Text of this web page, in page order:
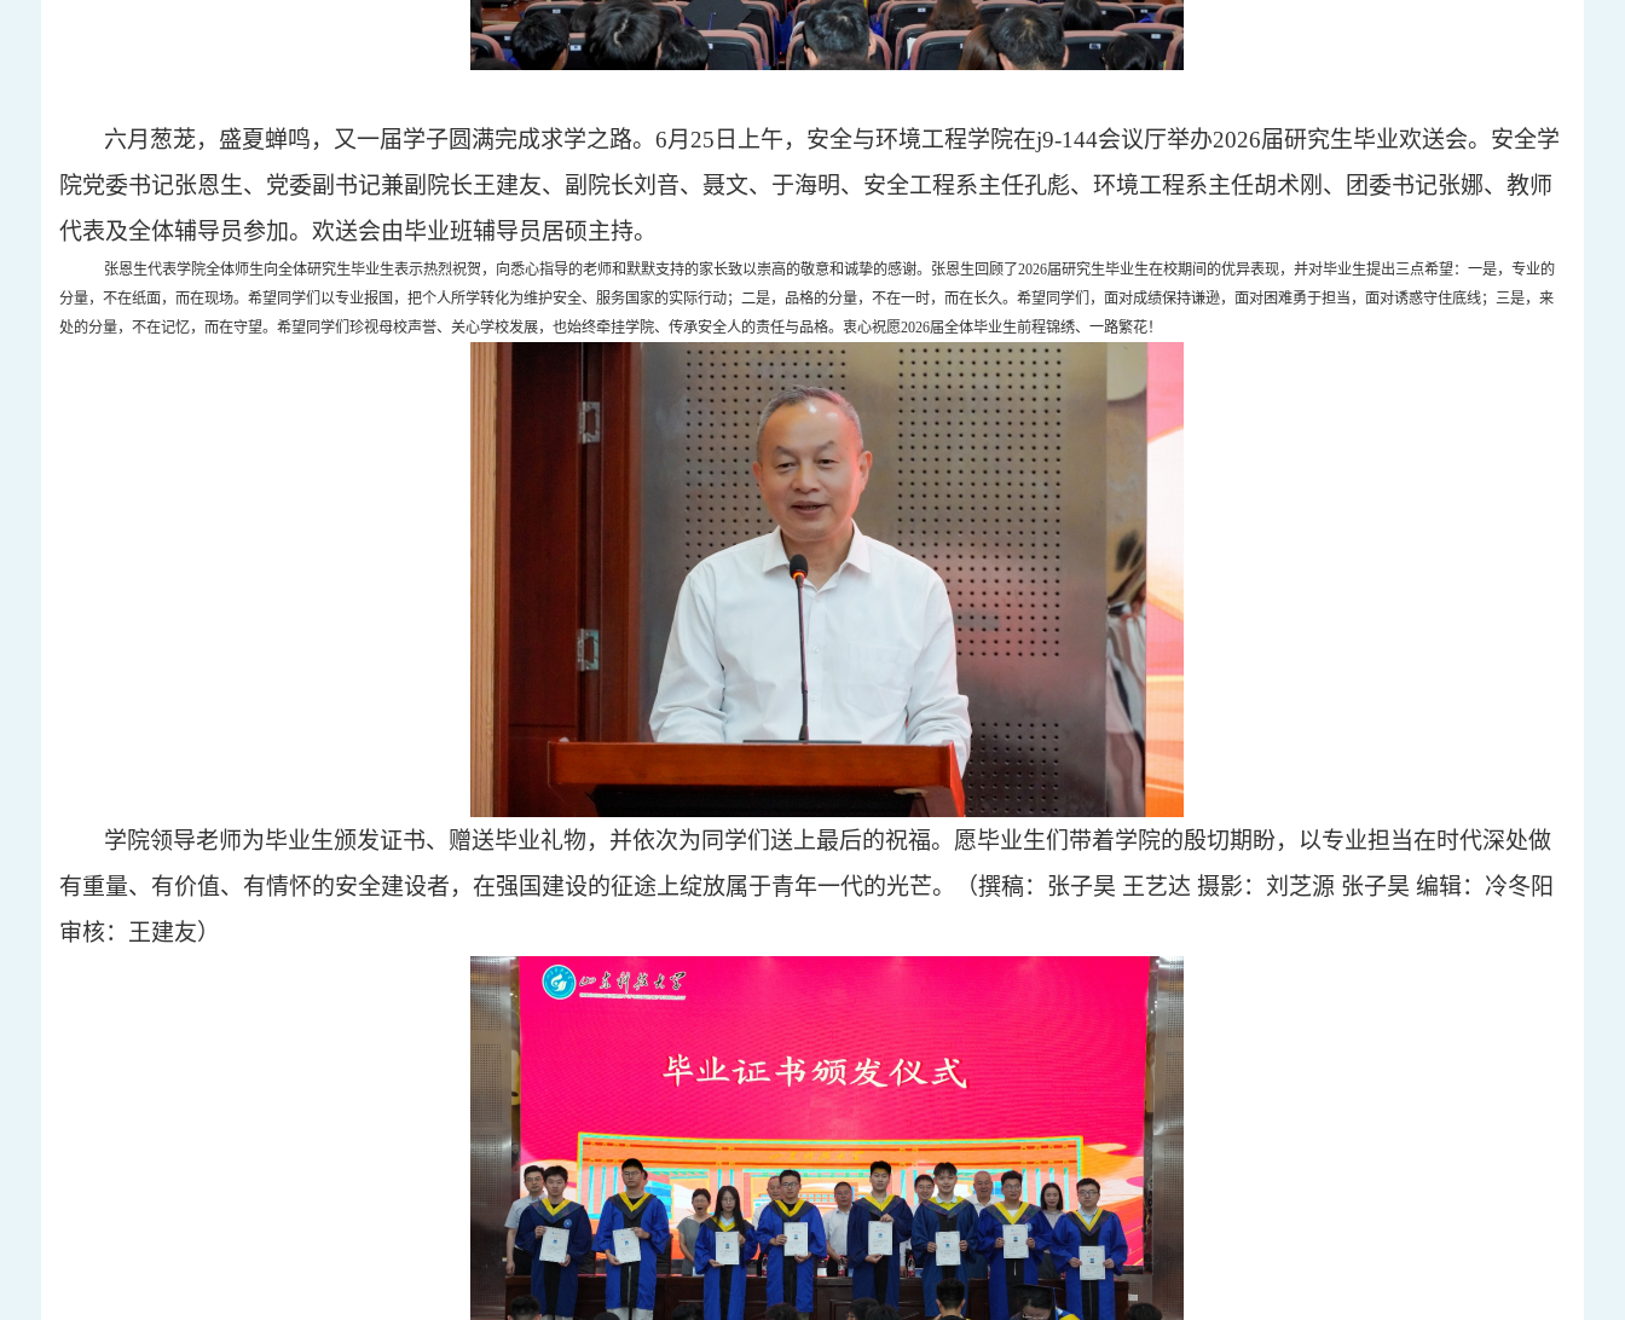
六月葱茏，盛夏蝉鸣，又一届学子圆满完成求学之路。 6月25日上午，安全与环境工程学院在j9-144会议厅举办2026届研究生毕业欢送会。安全学
院党委书记张恩生、党委副书记兼副院长王建友、副院长刘音、聂文、于海明、安全工程系主任孔彪、环境工程系主任胡术刚、团委书记张娜、教师
代表及全体辅导员参加。欢送会由毕业班辅导员居硕主持。
张恩生代表学院全体师生向全体研究生毕业生表示热烈祝贺，向悉心指导的老师和默默支持的家长致以崇高的敬意和诚挚的感谢。 张恩生回顾了2026届研究生毕业生在校期间的优异表现，并对毕业生提出三点希望 ： 一是，专业的
分量，不在纸面，而在现场。希望同学们以专业报国，把个人所学转化为维护安全、服务国家的实际行动； 二是，品格的分量，不在一时，而在长久。希望同学们，面对成绩保持谦逊，面对困难勇于担当，面对诱惑守住底线； 三是，来
处的分量，不在记忆，而在守望。希望同学们珍视母校声誉、关心学校发展，也始终牵挂学院、传承安全人的责任与品格。衷心祝愿2026届全体毕业生前程锦绣、一路繁花！
学院领导老师为毕业生颁发证书、赠送毕业礼物，并依次为同学们送上最后的祝福。愿毕业生们带着学院的殷切期盼，以专业担当在时代深处做
有重量、有价值、有情怀的安全建设者，在强国建设的征途上绽放属于青年一代的光芒。（撰稿：张子昊 王艺达 摄影：刘芝源 张子昊 编辑：冷冬阳
审核：王建友）